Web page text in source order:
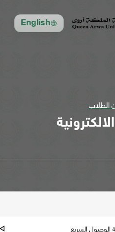
English
الطلاب
الوصول السريع